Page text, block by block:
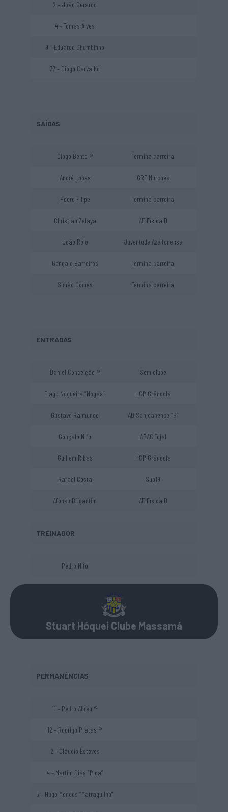
2 – João Gerardo
4 – Tomás Alves
9 – Eduardo Chumbinho
37 – Diogo Carvalho
SAÍDAS
Diogo Bento ® Termina carreira
André Lopes GRF Murches
Pedro Filipe Termina carreira
Christian Zelaya AE Física D
João Rolo Juventude Azeitonense
Gonçalo Barreiros Termina carreira
Simão Gomes Termina carreira
ENTRADAS
Daniel Conceição ® Sem clube
Tiago Nogueira “Nogas” HCP Grândola
Gustavo Raimundo AD Sanjoanense “B”
Gonçalo Nifo APAC Tojal
Guillem Ribas HCP Grândola
Rafael Costa Sub19
Afonso Brigantim AE Física D
TREINADOR
Pedro Nifo
Stuart Hóquei Clube Massamá
PERMANÊNCIAS
11 – Pedro Abreu ®
12 – Rodrigo Pratas ®
2 – Cláudio Esteves
4 – Martim Dias “Pica”
5 – Hugo Mendes “Matraquilho”